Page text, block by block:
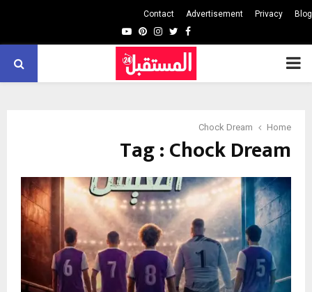
Blog
Privacy
Advertisement
Contact
Facebook
Twitter
Instagram
Pinterest
Youtube
PRIMARY
Home
Chock Dream
Tag : Chock Dream